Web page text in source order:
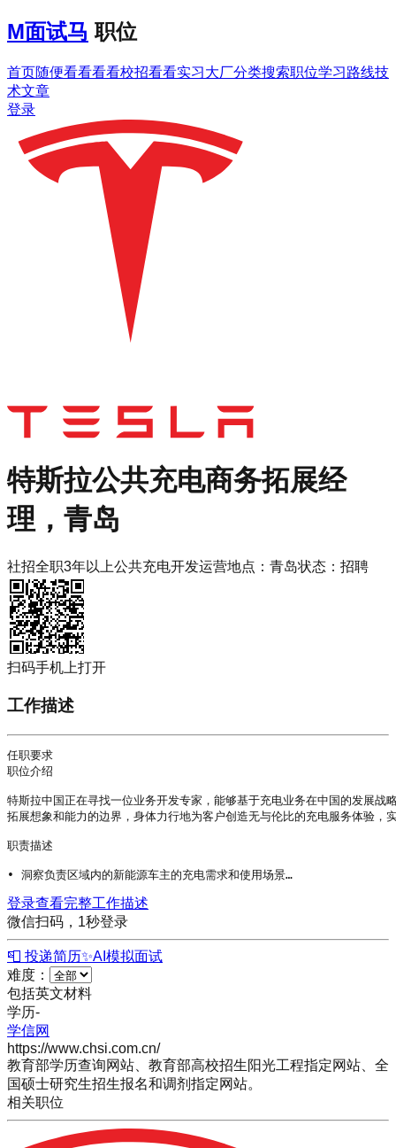
M面试马 职位
首页随便看看看看校招看看实习大厂分类搜索职位学习路线技
术文章
登录
特斯拉公共充电商务拓展经
理，青岛
社招全职3年以上公共充电开发运营地点： 青岛状态： 招聘
扫码手机上打开
工作描述
任职要求
职位介绍
特斯拉中国正在寻找一位业务开发专家，能够基于充电业务在中国的发展
拓展想象和能力的边界，身体力行地为客户创造无与伦比的充电服务体验
职责描述
• 洞察负责区域内的新能源车主的充电需求和使用场景…
登录查看完整工作描述
微信扫码，1秒登录
📮 投递简历✨AI模拟面试
难度：
包括英文材料
学历-
学信网
https://www.chsi.com.cn/
教育部学历查询网站、教育部高校招生阳光工程指定网站、全
国硕士研究生招生报名和调剂指定网站。
相关职位